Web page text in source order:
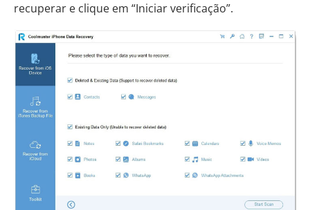
recuperar e clique em “Iniciar verificação”.